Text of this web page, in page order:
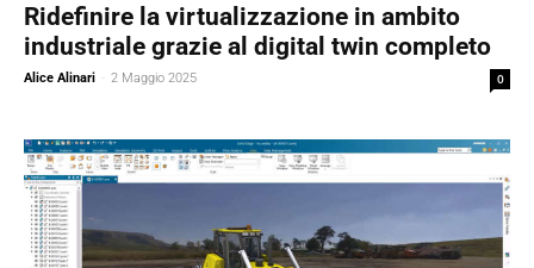
Ridefinire la virtualizzazione in ambito
industriale grazie al digital twin completo
Alice Alinari - 2 Maggio 2025 0